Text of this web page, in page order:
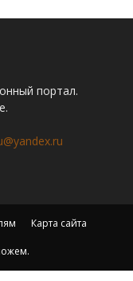
портал.
Карта сайта